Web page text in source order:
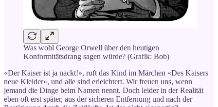
Was wohl George Orwell über den heutigen
Konformitätsdrang sagen würde? (Grafik: Bob)
«Der Kaiser ist ja nackt!», ruft das Kind im Märchen «Des Kaisers
neue Kleider», und alle sind erleichtert. Wir freuen uns, wenn
jemand die Dinge beim Namen nennt. Doch leider in der Realität
eben oft erst später, aus der sicheren Entfernung und nach der